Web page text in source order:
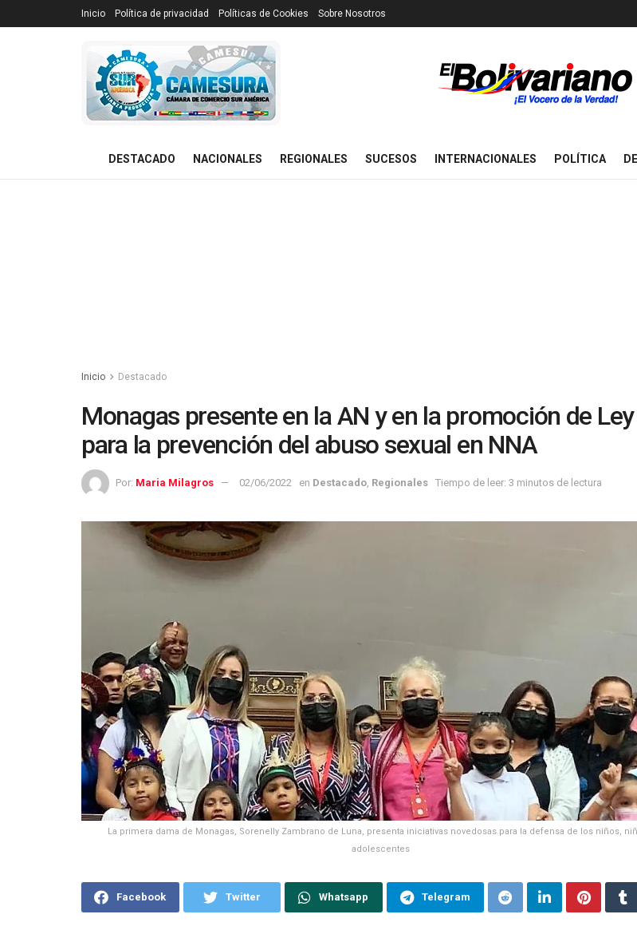
Inicio Política de privacidad Políticas de Cookies Sobre Nosotros
DESTACADO NACIONALES REGIONALES SUCESOS INTERNACIONALES POLÍTICA
Inicio Destacado
Monagas presente en la AN y en la promoción de Ley
para la prevención del abuso sexual en NNA
Por: Maria Milagros 02/06/2022 en Destacado Regionales Tiempo de leer: 3 minutos de lectura
La primera dama de Monagas, Sorenelly Zambrano de Luna, presenta iniciativas novedosas para la defensa de los niños,
adolescentes
Facebook Twitter Whatsapp Telegram